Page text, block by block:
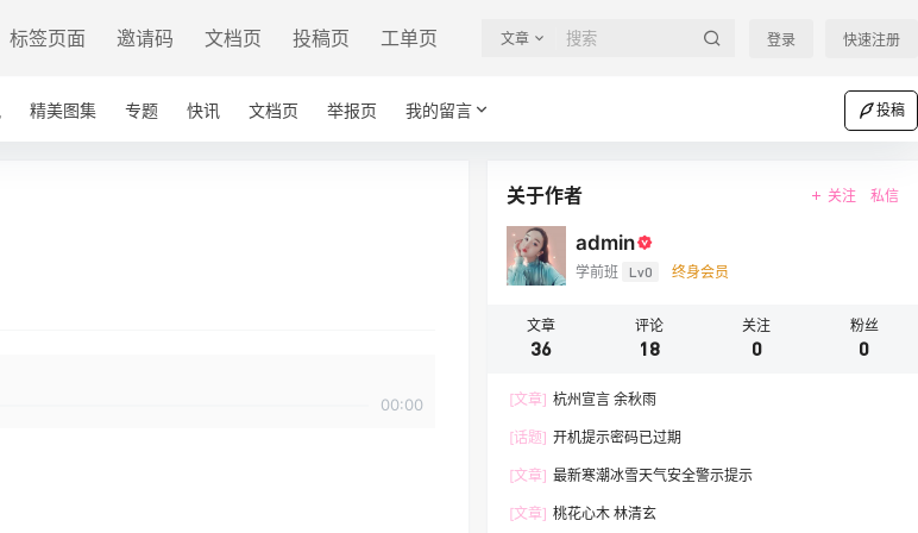
标签页面 邀请码 文档页 投稿页 工单页 文章 登录 快速注册
精美图集 专题 快讯 文档页 举报页 我的留言 投稿
00:00
关于作者 关注 私信
admin
学前班 Lv0 终身会员
文章
36
评论
18
关注
0
粉丝
0
[文章] 杭州宣言 余秋雨
[话题] 开机提示密码已过期
[文章] 最新寒潮冰雪天气安全警示提示
[文章] 桃花心木 林清玄